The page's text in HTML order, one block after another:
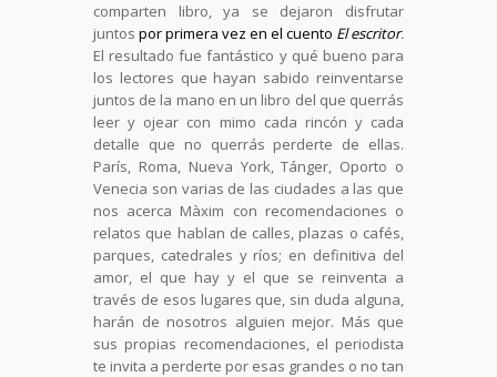
comparten libro, ya se dejaron disfrutar
juntos por primera vez en el cuento El escritor.
El resultado fue fantástico y qué bueno para
los lectores que hayan sabido reinventarse
juntos de la mano en un libro del que querrás
leer y ojear con mimo cada rincón y cada
detalle que no querrás perderte de ellas.
París, Roma, Nueva York, Tánger, Oporto o
Venecia son varias de las ciudades a las que
nos acerca Màxim con recomendaciones o
relatos que hablan de calles, plazas o cafés,
parques, catedrales y ríos; en definitiva del
amor, el que hay y el que se reinventa a
través de esos lugares que, sin duda alguna,
harán de nosotros alguien mejor. Más que
sus propias recomendaciones, el periodista
te invita a perderte por esas grandes o no tan